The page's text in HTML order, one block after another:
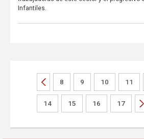
Infantiles.
8 9 10 11
14 15 16 17